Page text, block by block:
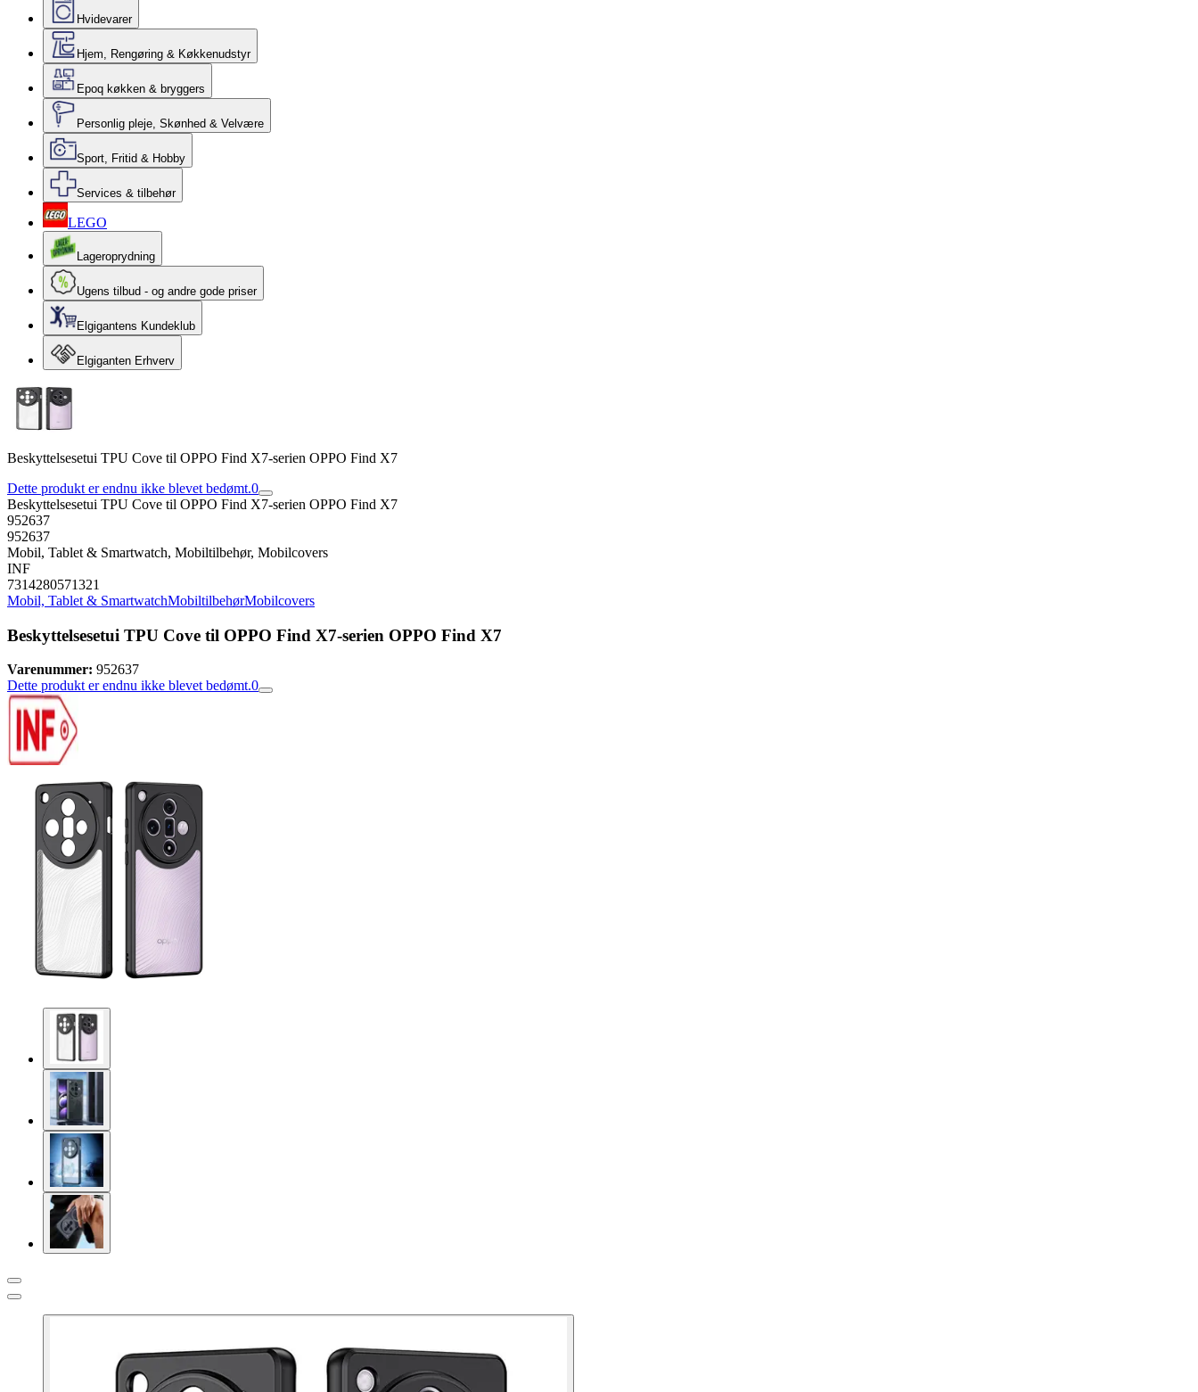
Hvidevarer
Hjem, Rengøring & Køkkenudstyr
Epoq køkken & bryggers
Personlig pleje, Skønhed & Velvære
Sport, Fritid & Hobby
Services & tilbehør
LEGO
Lageroprydning
Ugens tilbud - og andre gode priser
Elgigantens Kundeklub
Elgiganten Erhverv
Beskyttelsesetui TPU Cove til OPPO Find X7-serien OPPO Find X7
Dette produkt er endnu ikke blevet bedømt.0
Beskyttelsesetui TPU Cove til OPPO Find X7-serien OPPO Find X7
952637
952637
Mobil, Tablet & Smartwatch, Mobiltilbehør, Mobilcovers
INF
7314280571321
Mobil, Tablet & SmartwatchMobiltilbehørMobilcovers
Beskyttelsesetui TPU Cove til OPPO Find X7-serien OPPO Find X7
Varenummer: 952637
Dette produkt er endnu ikke blevet bedømt.0